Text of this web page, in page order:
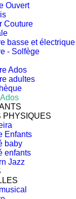
Ouvert
Couture
basse et électrique
- Solfège
Ados
adultes
PHYSIQUES
Enfants
baby
enfants
Jazz